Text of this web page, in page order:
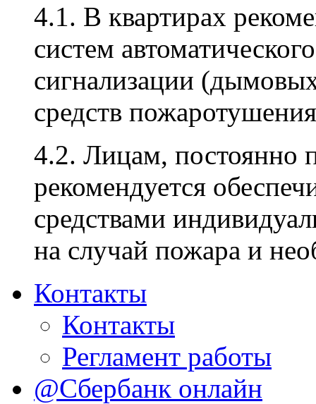
4.1. В квартирах
систем
сигнализации
средств
4.2. Лицам, постоянно
рекомендуется
средствами
на случай пожара и
Контакты
Контакты
Регламент работы
@Сбербанк онлайн